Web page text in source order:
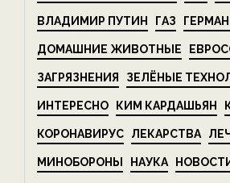
ВЛАДИМИР ПУТИН ГАЗ
ДОМАШНИЕ ЖИВОТНЫЕ
ЗАГРЯЗНЕНИЯ ЗЕЛЁНЫЕ
ИНТЕРЕСНО КИМ КАРДАШЬЯН
КОРОНАВИРУС ЛЕКАРСТВА
МИНОБОРОНЫ НАУКА